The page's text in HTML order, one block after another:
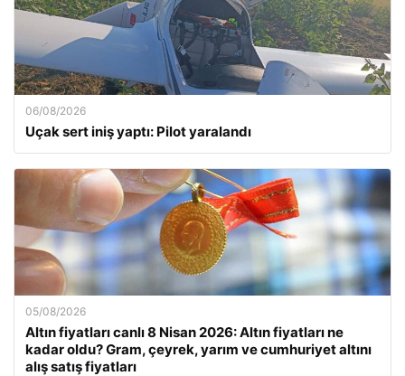
06/08/2026
Uçak sert iniş yaptı: Pilot yaralandı
05/08/2026
Altın fiyatları canlı 8 Nisan 2026: Altın fiyatları ne
kadar oldu? Gram, çeyrek, yarım ve cumhuriyet altını
alış satış fiyatları